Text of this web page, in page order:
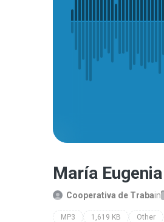
María
Cooperativa de Trabain
MP3 1,619 KB Other